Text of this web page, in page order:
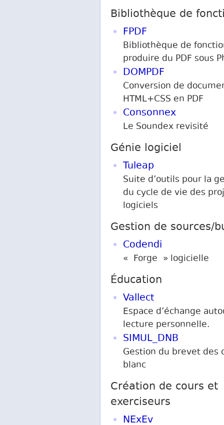
Bibliothèque de
FPDF
Bibliothèque de
produire du PDF sous
DOMPDF
Conversion de
HTML+CSS en PDF
Consonnex
Le Soundex revisité
Génie logiciel
Tuleap
Suite d’outils pour la
du cycle de vie des
logiciels
Gestion de sources/
Codendi
« Forge » logicielle
Éducation
Vallect
Espace d’échange
lecture personnelle.
SIMUL_DNB
Gestion du brevet des
blanc
Création de cours et
exerciseurs
NExEv